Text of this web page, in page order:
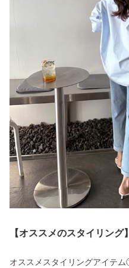
【オススメのスタイリング】